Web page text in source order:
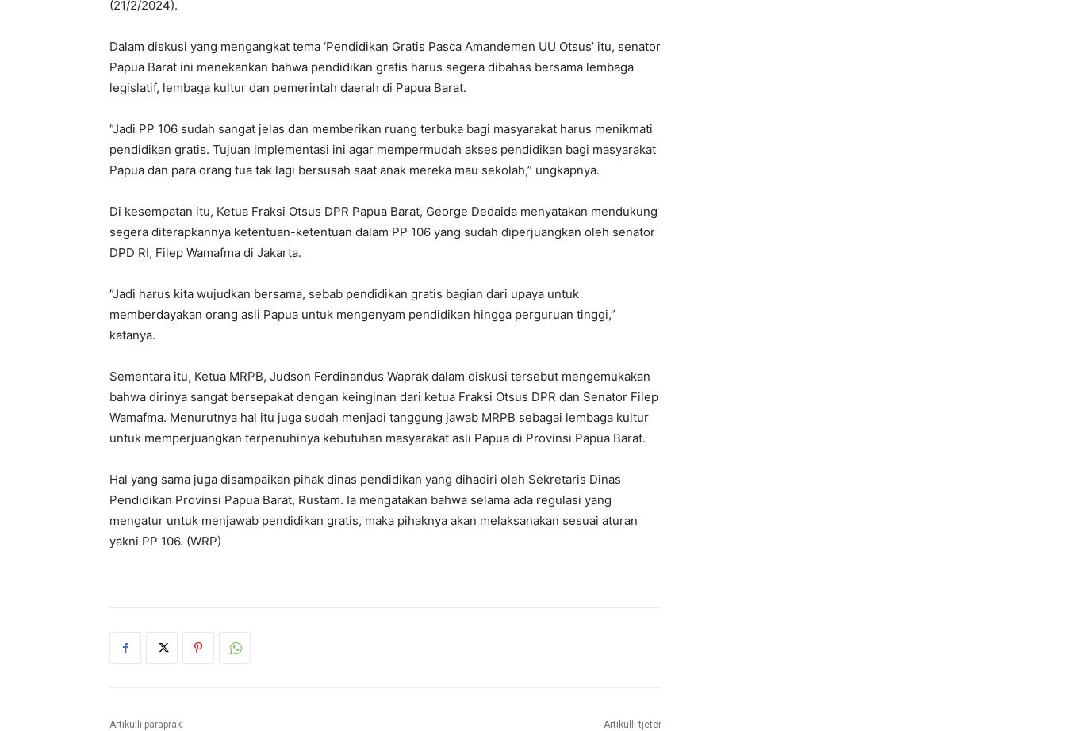
(21/2/2024).
Dalam diskusi yang mengangkat tema ‘Pendidikan Gratis Pasca Amandemen UU Otsus’ itu, senator
Papua Barat ini menekankan bahwa pendidikan gratis harus segera dibahas bersama lembaga
legislatif, lembaga kultur dan pemerintah daerah di Papua Barat.
“Jadi PP 106 sudah sangat jelas dan memberikan ruang terbuka bagi masyarakat harus menikmati
pendidikan gratis. Tujuan implementasi ini agar mempermudah akses pendidikan bagi masyarakat
Papua dan para orang tua tak lagi bersusah saat anak mereka mau sekolah,” ungkapnya.
Di kesempatan itu, Ketua Fraksi Otsus DPR Papua Barat, George Dedaida menyatakan mendukung
segera diterapkannya ketentuan-ketentuan dalam PP 106 yang sudah diperjuangkan oleh senator
DPD RI, Filep Wamafma di Jakarta.
“Jadi harus kita wujudkan bersama, sebab pendidikan gratis bagian dari upaya untuk
memberdayakan orang asli Papua untuk mengenyam pendidikan hingga perguruan tinggi,”
katanya.
Sementara itu, Ketua MRPB, Judson Ferdinandus Waprak dalam diskusi tersebut mengemukakan
bahwa dirinya sangat bersepakat dengan keinginan dari ketua Fraksi Otsus DPR dan Senator Filep
Wamafma. Menurutnya hal itu juga sudah menjadi tanggung jawab MRPB sebagai lembaga kultur
untuk memperjuangkan terpenuhinya kebutuhan masyarakat asli Papua di Provinsi Papua Barat.
Hal yang sama juga disampaikan pihak dinas pendidikan yang dihadiri oleh Sekretaris Dinas
Pendidikan Provinsi Papua Barat, Rustam. Ia mengatakan bahwa selama ada regulasi yang
mengatur untuk menjawab pendidikan gratis, maka pihaknya akan melaksanakan sesuai aturan
yakni PP 106. (WRP)
Artikulli paraprak Artikulli tjetër